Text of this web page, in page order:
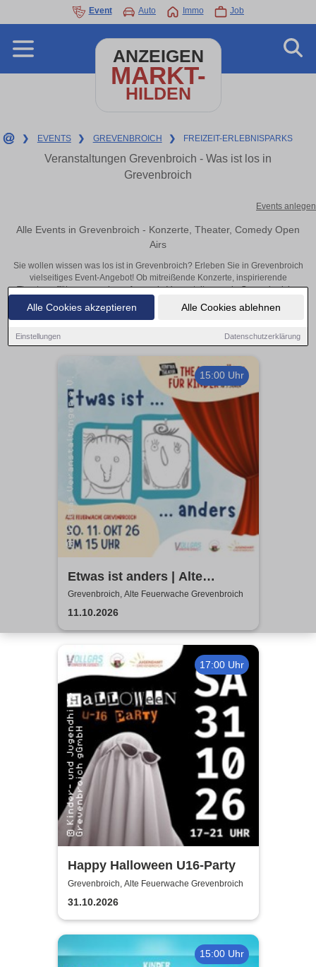
Alle Cookies akzeptieren Alle Cookies ablehnen
Einstellungen Datenschutzerklärung
Event Auto Immo Job
ANZEIGEN
MARKT-
HILDEN
❯ EVENTS ❯ GREVENBROICH ❯ FREIZEIT-ERLEBNISPARKS
Veranstaltungen Grevenbroich - Was ist los in
Grevenbroich
Events anlegen
Alle Events in Grevenbroich - Konzerte, Theater, Comedy Open
Airs
Sie wollen wissen was los ist in Grevenbroich? Erleben Sie in Grevenbroich
vielseitiges Event-Angebot! Ob mitreißende Konzerte, inspirierende
Theateraufführungen oder aufregende Veranstaltungen in Grevenbroich –
hier finden alles im Überblick und Tickets.
15:00 Uhr
Etwas ist anders | Alte
Feuerwache Grevenbroich |
KOM'MA Theater aus
Duisburg
Grevenbroich, Alte Feuerwache Grevenbroich
11.10.2026
17:00 Uhr
Happy Halloween U16-Party
Grevenbroich, Alte Feuerwache Grevenbroich
31.10.2026
15:00 Uhr